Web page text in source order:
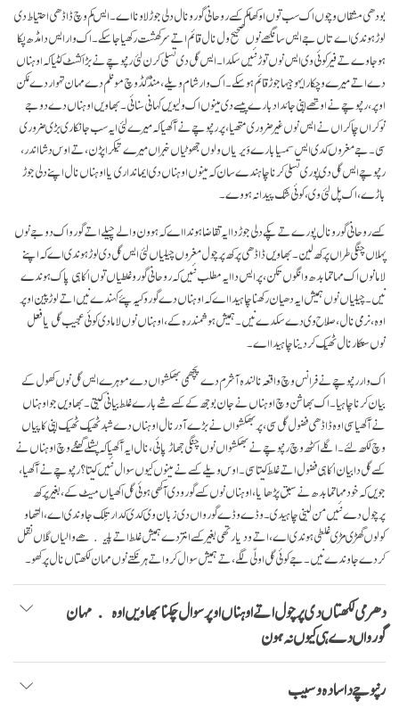
بودھی مشقاں وچوں اک سب توں اوکھا کم کسے روحانی گورو نال دلی جوڑ لاونا اے۔ ایس کم وچ ڈاڈھی احتیاط دی
لوڑ ہوندی اے تاں جے ایس سانگھے نوں صحیح ول نال قائم اتے سرکھشت رکھیا جا سکے۔ اک وار ایس دا مڈھ پکا
ہو جاوے تے فیر کوئی وی ایس نوں توڑ نئیں سکدا۔ ایس گل دی تسلی کرن لئی رنپوچے نے بڑا کشٹ کٹیا کہ اوہناں
دے اتے میرے وچکار ایہو جیہا جوڑ قائم ہو سکے۔ اک وار شام ویلے، منڈ گڈ وچ مونلم دے مہان تہوار دے مُکن
اوپر، رنپوچے نے اوتھے اپنی جائداد بارے پیسے دی مینوں اک ولیویں کہانی سنائی۔ بھاویں اوہناں دے دوجے
نوکراں چاکراں نے ایس نوں غیرضروری متھیا، پر رنپوچے نے آکھیا کہ میرے لئی ایہ سب جانکاری بڑی ضروری
سی۔ جے مغروں کدی ایس سمسیا بارے وَیریاں ولوں جھوٹیاں خبراں میرے تیکر اپڑن، تے اوس دشا اندر،
رنپوچے ایس گل دی پوری تسلی کرنا چاہندے سان کہ مینوں اوہناں دی ایمانداری یا اوہناں نال اپنے دلی جوڑ
باڑے، اک پل لئی وی، کوئی شک پیدا نہ ہووے۔
کسے روحانی گورو نال پورے تے پکے دلی جوڑ دا ایہ تقاضا ہوندا اے کہ ہوون والے چیلے اتے گورو اک دوجے نوں
پہلاں چنگی طراں پرکھ لین۔ بھاویں ڈاڈھی پرکھ پرچول مغروں چیلیاں لئی ایس گل دی لوڑ ہوندی اے کہ اپنے
لاما نوں اک مہاتما بدھ وانگوں تکن، پر ایس دا ایہ مطلب نئیں کہ روحانی گورو غلطیاں توں اُکا ہی پاک ہوندے
نیں۔ چیلیاں نوں ہمیش ایہ دھیان رکھنا چاہیدا اے کہ اوہناں دے گورو کیہ پئے کہندے نیں اتے لوڑ پین اوپر
اوہ، نرمی نال، صلاح وی دے سکدے نیں۔ ہمیش ہوشمند رہ کے، اوہناں نوں لاما دی کوئی عجیب گل یا فعل
نوں ستکار نال ٹھیک کر دینا چاہیدا اے۔
اک وار رنپوچے نے فرانس وچ واقعہ نالندہ آشرم دے پچھمی بھکشواں دے موہرے ایس گل نوں کھول کے
بیان کرنا چاہیا۔ اک بھاشن وچ اوہناں نے جان بوجھ کے کسے شے بارے غلط بیانی کیتی۔ بھاویں جو اوہناں
نے آکھیا سی اوہ ڈاڈھی فضول گل سی، پر بھکشواں نے بڑے آدر نال اوہناں دے شبد ٹھیک ٹھیک اپنی کاپیاں
وچ لکھ لئے۔ اگلے اکٹھ وچ رنپوچے نے بھکشواں نوں چنگی جھاڑ پائی، نال ایہ آکھیا کہ پشلے گھنٹے وچ اوہناں نے
کسے گل دا بیان اُکا ہی فضول اتے غلط کیتا سی۔ اوس ویلے کسے نے مینوں کیوں سوال نئیں کیتا؟ رنپوچے نے آکھیا،
جویں کہ خود مہاتما بدھ نے سبق پڑھایا، اوہناں نوں کسے گورو دی آکھی ہوئی گل اکھیاں میٹ کے، بغیر پرکھ
پرچول دے نئیں من لینی چاہیدی۔ وڈے وڈے گورواں دی زبان وی کدی کدار تِلک جاوندی اے، التھاو
کولوں گھڑی مڑی غلطی ہوندی اے، اتے ودیارتھی بغیر کسے انتر دے ہمیش غلط اتے پلیکھے والیاں گلاں نقل
کردے جاوندے نیں۔ جے کوئی گل اولّی لگے، تے ہمیش سوال کرو اتے ہر نکتے نوں مہان لکھتاں نال پرکھو۔
دھرمی لکھتاں دی پرچول اتے اوہناں اوپر سوال چکنا بھاویں اوہ مہان
گورواں دے ہی کیوں نہ ہون
رنپوچے دا سادہ وسیب